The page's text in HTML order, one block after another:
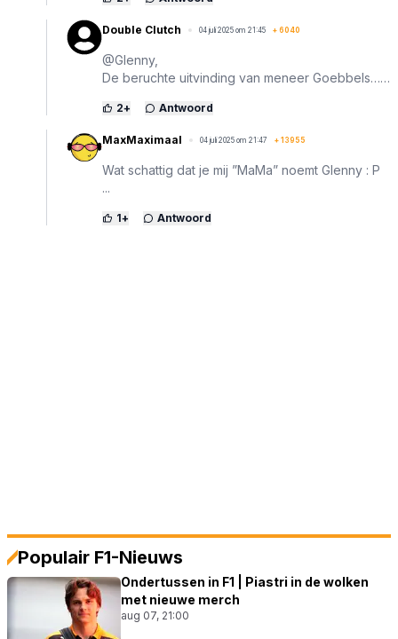
Double Clutch 04 juli 2025 om 21:45 + 6040
@Glenny,
De beruchte uitvinding van meneer Goebbels……
2+ Antwoord
MaxMaximaal 04 juli 2025 om 21:47 + 13955
Wat schattig dat je mij ”MaMa” noemt Glenny : P
...
1+ Antwoord
Populair F1-Nieuws
Ondertussen in F1 | Piastri in de wolken
met nieuwe merch
aug 07, 21:00